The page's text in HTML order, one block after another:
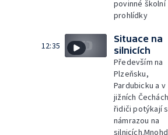
povinné školní
prohlídky
12:35
Situace na
silnicích
Především na
Plzeňsku,
Pardubicku a v
jižních
řidiči potýkají s
námrazou na